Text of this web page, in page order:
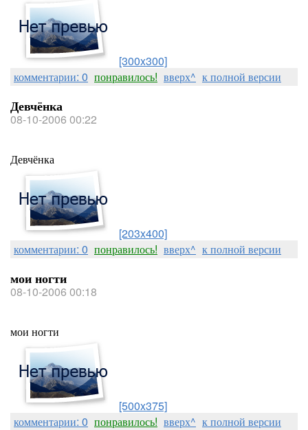
[300x300]
комментарии: 0 понравилось! вверх^ к полной версии
Девчёнка
08-10-2006 00:22
Девчёнка
[203x400]
комментарии: 0 понравилось! вверх^ к полной версии
мои ногти
08-10-2006 00:18
мои ногти
[500x375]
комментарии: 0 понравилось! вверх^ к полной версии